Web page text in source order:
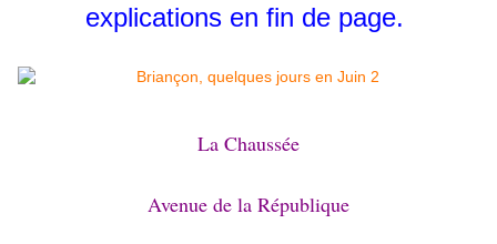
explications en fin de page.
La Chaussée
Avenue de la République